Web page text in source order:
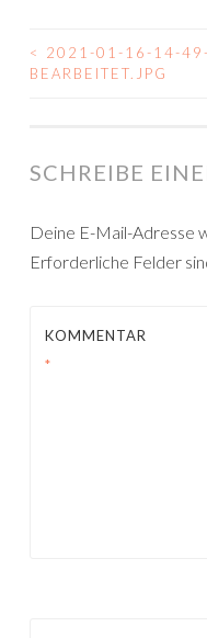
<
2021-01-16-14-
BEARBEITET.JPG
SCHREIBE
Deine E-Mail-Adresse
Erforderliche Felder
KOMMENTAR
*